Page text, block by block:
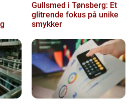
Gullsmed i Tønsberg: Et
glitrende fokus på unike
smykker